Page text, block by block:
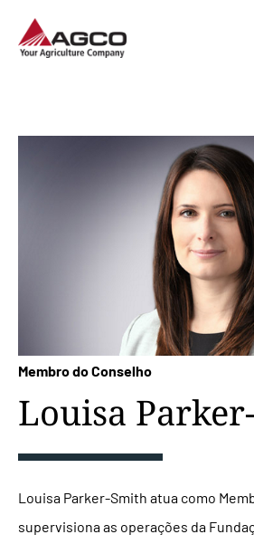
Membro do Conselho
Louisa
Louisa Parker-Smith atua como
supervisiona as operações da